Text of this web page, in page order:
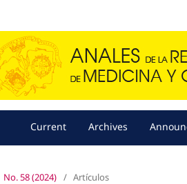
Current Archives
No. 58 (2024) / Artículos